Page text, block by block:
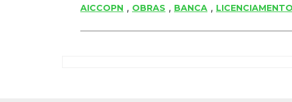
AICCOPN , OBRAS , BANCA ,